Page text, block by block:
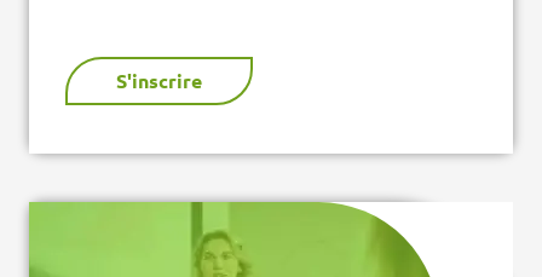
S'inscrire